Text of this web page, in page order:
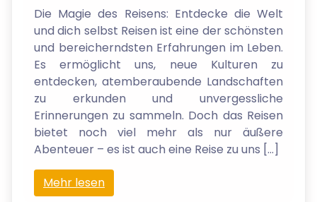
Die Magie des Reisens: Entdecke die Welt
und dich selbst Reisen ist eine der schönsten
und bereicherndsten Erfahrungen im Leben.
Es ermöglicht uns, neue Kulturen zu
entdecken, atemberaubende Landschaften
zu erkunden und unvergessliche
Erinnerungen zu sammeln. Doch das Reisen
bietet noch viel mehr als nur äußere
Abenteuer – es ist auch eine Reise zu uns […]
Mehr lesen